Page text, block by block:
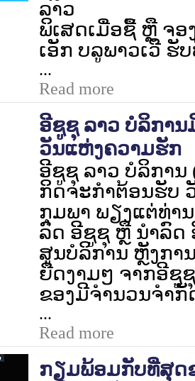
ລາວ
ພິເສດເມື່ອຊື້ ຫຼື ຈອ
ເອັກ ບລູພາວເວີ ຮັ
...
Read more
ອີຊູຊຸ ລາວ ບໍລິກາ
ວັນແຫ່ງຄວາມຮັກ
ອີຊູຊຸ ລາວ ບໍລິການ
ກິດຈະກຳຕ້ອນຮັບ
ກຸມພາ ພຽງແຕ່ທ່າ
ລົດ ອີຊູຊຸ ຫຼື ນຳລົດ
ສູນບໍລິການ ຫຼັງກາ
ຍືດງາມໆ ຈາກອີຊູ
ຂອງມີຈຳນວນຈຳ
...
Read more
ກຽມພ້ອມກັບທີ່ສຸດ